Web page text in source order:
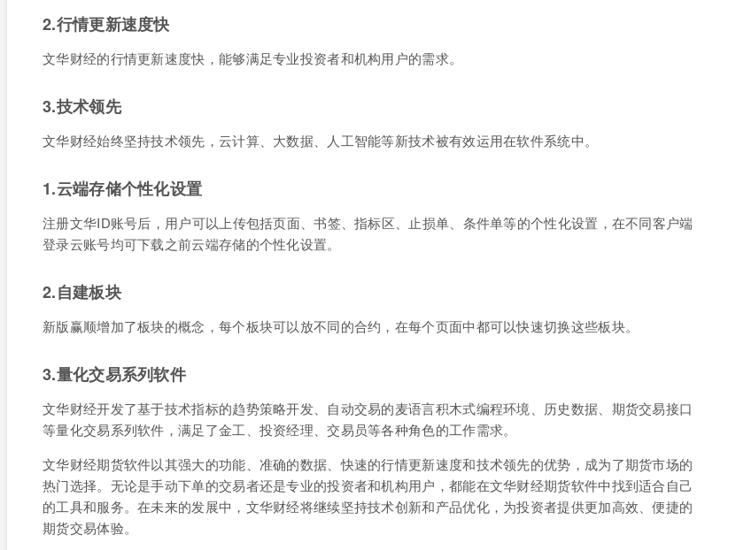
2.行情更新速度快
文华财经的行情更新速度快，能够满足专业投资者和机构用户的需求。
3.技术领先
文华财经始终坚持技术领先，云计算、大数据、人工智能等新技术被有效运用在软件系统中。
1.云端存储个性化设置
注册文华ID账号后，用户可以上传包括页面、书签、指标区、止损单、条件单等的个性化设置，在不同客户端
登录云账号均可下载之前云端存储的个性化设置。
2.自建板块
新版赢顺增加了板块的概念，每个板块可以放不同的合约，在每个页面中都可以快速切换这些板块。
3.量化交易系列软件
文华财经开发了基于技术指标的趋势策略开发、自动交易的麦语言积木式编程环境、历史数据、期货交易接口
等量化交易系列软件，满足了金工、投资经理、交易员等各种角色的工作需求。
文华财经期货软件以其强大的功能、准确的数据、快速的行情更新速度和技术领先的优势，成为了期货市场的
热门选择。无论是手动下单的交易者还是专业的投资者和机构用户，都能在文华财经期货软件中找到适合自己
的工具和服务。在未来的发展中，文华财经将继续坚持技术创新和产品优化，为投资者提供更加高效、便捷的
期货交易体验。